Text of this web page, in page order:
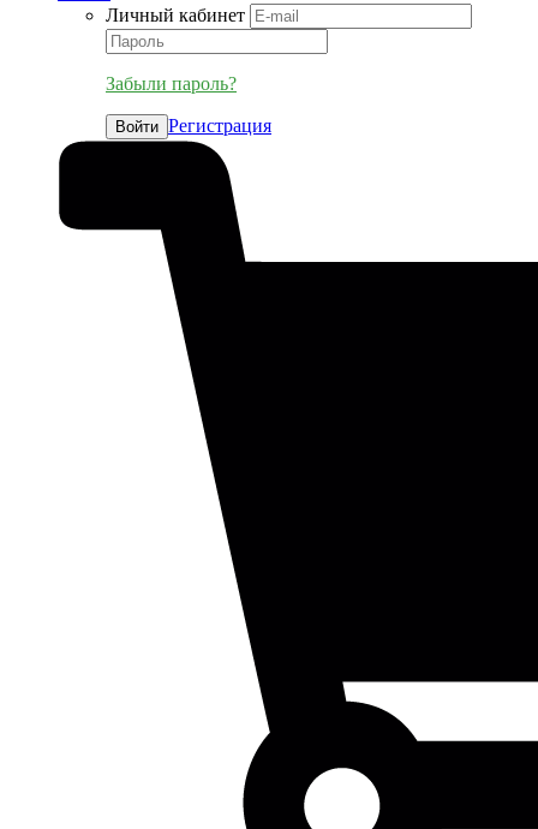
Личный кабинет
Забыли пароль?
Войти Регистрация